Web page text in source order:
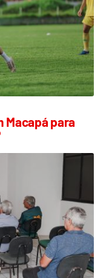
Macapá para